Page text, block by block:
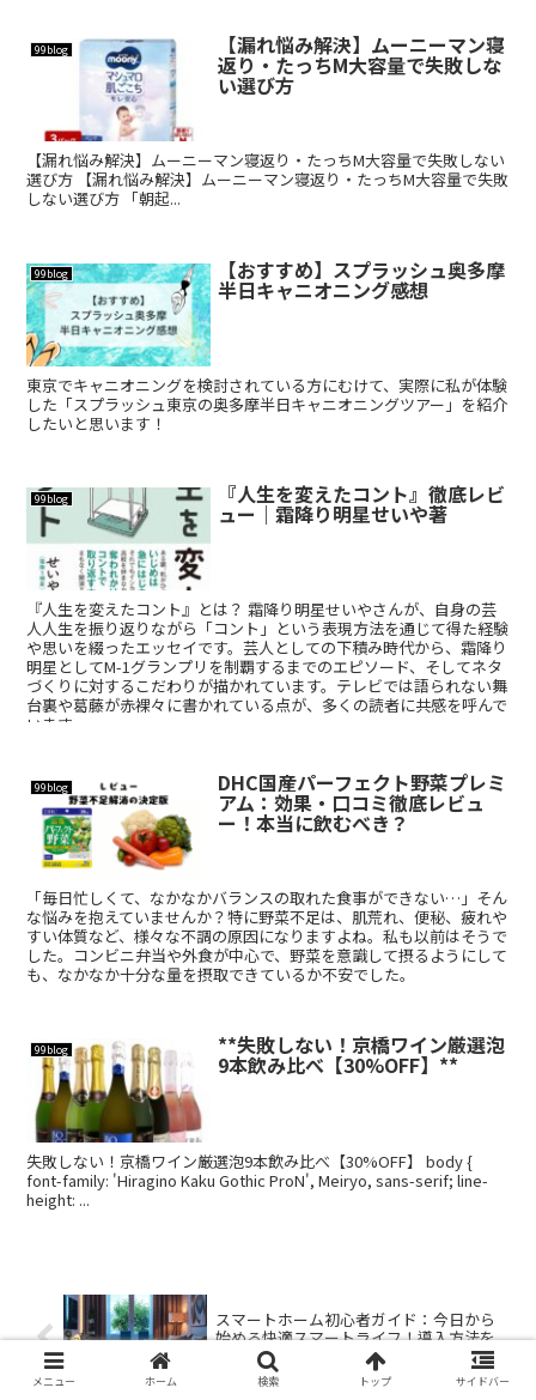
99blog 【漏れ悩み解決】ムーニーマン寝
返り・たっちM大容量で失敗しな
い選び方
【漏れ悩み解決】ムーニーマン寝返り・たっちM大容量で失敗しない
選び方 【漏れ悩み解決】ムーニーマン寝返り・たっちM大容量で失敗
しない選び方 「朝起...
99blog 【おすすめ】スプラッシュ奥多摩
半日キャニオニング感想
東京でキャニオニングを検討されている方にむけて、実際に私が体験
した「スプラッシュ東京の奥多摩半日キャニオニングツアー」を紹介
したいと思います！
99blog 『人生を変えたコント』徹底レビ
ュー｜霜降り明星せいや著
『人生を変えたコント』とは？ 霜降り明星せいやさんが、自身の芸
人人生を振り返りながら「コント」という表現方法を通じて得た経験
や思いを綴ったエッセイです。芸人としての下積み時代から、霜降り
明星としてM-1グランプリを制覇するまでのエピソード、そしてネタ
づくりに対するこだわりが描かれています。テレビでは語られない舞
台裏や葛藤が赤裸々に書かれている点が、多くの読者に共感を呼んで
います。
99blog DHC国産パーフェクト野菜プレミ
アム：効果・口コミ徹底レビュ
ー！本当に飲むべき？
「毎日忙しくて、なかなかバランスの取れた食事ができない…」そん
な悩みを抱えていませんか？特に野菜不足は、肌荒れ、便秘、疲れや
すい体質など、様々な不調の原因になりますよね。私も以前はそうで
した。コンビニ弁当や外食が中心で、野菜を意識して摂るようにして
も、なかなか十分な量を摂取できているか不安でした。
99blog **失敗しない！京橋ワイン厳選泡
9本飲み比べ【30%OFF】**
失敗しない！京橋ワイン厳選泡9本飲み比べ【30%OFF】 body {
font-family: 'Hiragino Kaku Gothic ProN', Meiryo, sans-serif; line-
height: ...
スマートホーム初心者ガイド：今日から
始める快適スマートライフ！導入方法を
徹底解説
メニュー ホーム 検索 トップ サイドバー